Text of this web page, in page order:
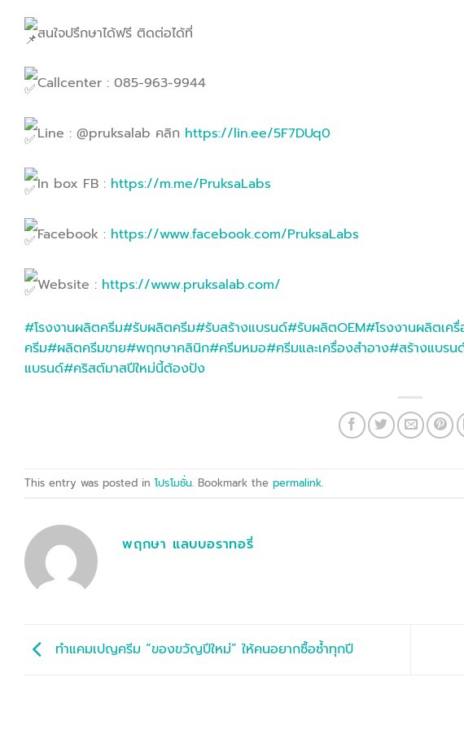
สนใจปรึกษาได้ฟรี ติดต่อได้ที่
Callcenter : 085-963-9944
Line : @pruksalab คลิก https://lin.ee/5F7DUq0
In box FB : https://m.me/PruksaLabs
Facebook : https://www.facebook.com/PruksaLabs
Website : https://www.pruksalab.com/
#โรงงานผลิตครีม#รับผลิตครีม#รับสร้างแบรนด์#รับผลิตOEM#โรงงานผลิตเค
ครีม#ผลิตครีมขาย#พฤกษาคลินิก#ครีมหมอ#ครีมและเครื่องสำอาง#สร้างแบรน
แบรนด์#คริสต์มาสปีใหม่นี้ต้องปัง
This entry was posted in โปรโมชั่น. Bookmark the permalink.
พฤกษา แลบบอราทอรี่
ทำแคมเปญครีม “ของขวัญปีใหม่” ให้คนอยากซื้อซ้ำทุกปี